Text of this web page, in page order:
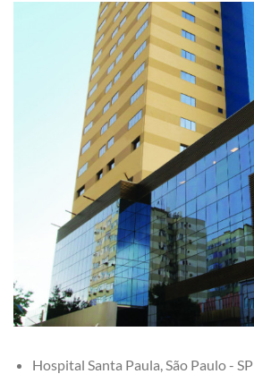
Hospital Santa Paula, São Paulo - SP